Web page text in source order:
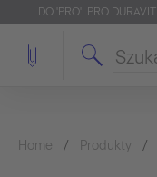
DO 'PRO': PRO.DURAVIT
Home Produkty